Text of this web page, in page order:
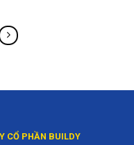
CỔ PHẦN BUILDY